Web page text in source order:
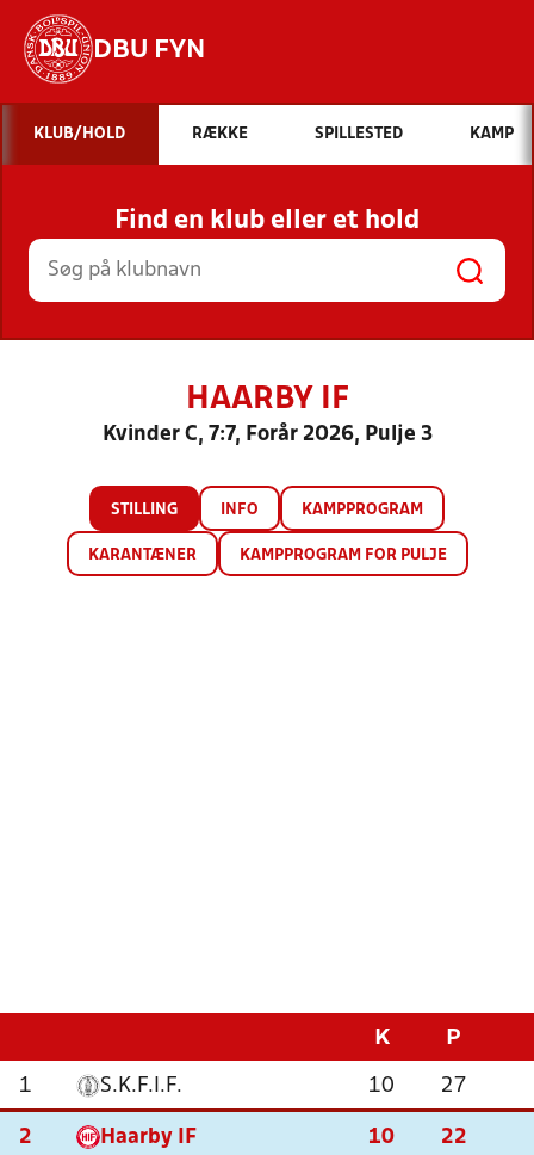
DBU FYN
Hvad vil du søge efter?
INDHOLD OG NYHEDER
STILLINGER, RESULTATER, KLUBBER OG
HOLD
KLUB/HOLD RÆKKE SPILLESTED KAMP
Find en klub eller et hold
HAARBY IF
Kvinder C, 7:7, Forår 2026, Pulje 3
STILLING INFO KAMPPROGRAM
KARANTÆNER KAMPPROGRAM FOR PULJE
K P
1 S.K.F.I.F. 10 27
2 Haarby IF 10 22